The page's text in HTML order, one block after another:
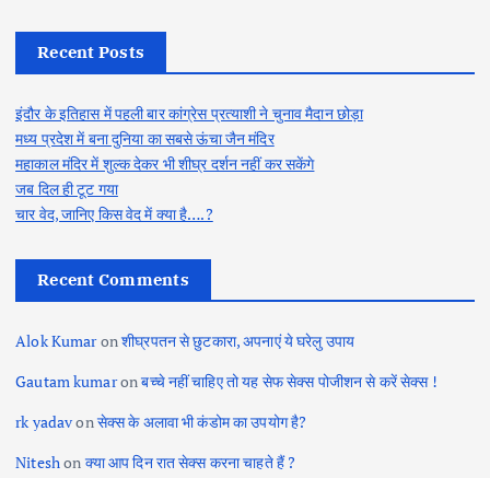
Recent Posts
इंदौर के इतिहास में पहली बार कांग्रेस प्रत्याशी ने चुनाव मैदान छोड़ा
मध्य प्रदेश में बना दुनिया का सबसे ऊंचा जैन मंदिर
महाकाल मंदिर में शुल्क देकर भी शीघ्र दर्शन नहीं कर सकेंगे
जब दिल ही टूट गया
चार वेद, जानिए किस वेद में क्या है….?
Recent Comments
Alok Kumaronशीघ्रपतन से छुटकारा, अपनाएं ये घरेलु उपाय
Gautam kumaronबच्चे नहीं चाहिए तो यह सेफ सेक्स पोजीशन से करें सेक्स !
rk yadavonसेक्स के अलावा भी कंडोम का उपयोग है?
Niteshon क्या आप दिन रात सेक्स करना चाहते हैं ?